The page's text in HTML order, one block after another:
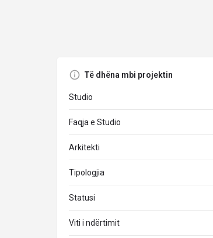
Të dhëna mbi projektin
Studio
Faqja e Studio
Arkitekti
Tipologjia
Statusi
Viti i ndërtimit